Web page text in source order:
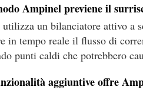
Ampinel previene il
un bilanciatore attivo a
in tempo reale il flusso di
punti caldi che potrebbero
aggiuntive offre